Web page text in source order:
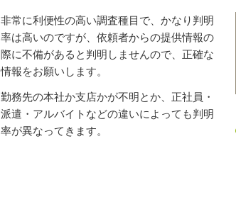
非常に利便性の高い調査種目で、かなり判明
率は高いのですが、依頼者からの提供情報の
際に不備があると判明しませんので、正確な
情報をお願いします。
勤務先の本社か支店かが不明とか、正社員・
派遣・アルバイトなどの違いによっても判明
率が異なってきます。